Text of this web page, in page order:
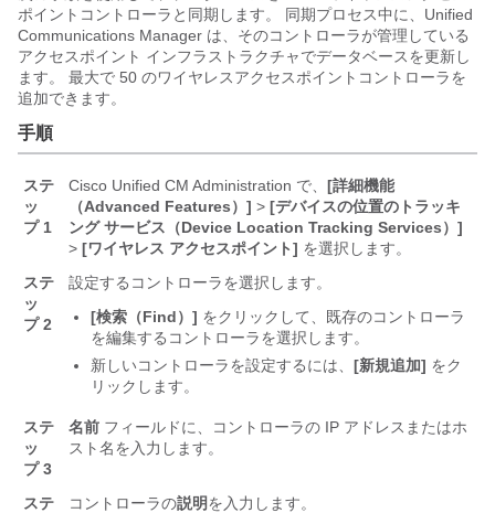
ポイントコントローラと同期します。 同期プロセス中に、 Unified
Communications Manager は、そのコントローラが管理している
アクセスポイント インフラストラクチャでデータベースを更新し
ます。 最大で 50 のワイヤレスアクセスポイントコントローラを
追加できます。
手順
ステ
ッ
プ 1
Cisco Unified CM Administration で、 [詳細機能
（Advanced Features）] > [デバイスの位置のトラッキ
ング サービス（Device Location Tracking Services）]
> [ワイヤレス アクセスポイント] を選択します。
ステ
ッ
プ 2
設定するコントローラを選択します。
[検索（Find）] をクリックして、既存のコントローラ
を編集するコントローラを選択します。
新しいコントローラを設定するには、 [新規追加] をク
リックします。
ステ
ッ
プ 3
名前 フィールドに、コントローラの IP アドレスまたはホ
スト名を入力します。
ステ
コントローラの説明を入力します。